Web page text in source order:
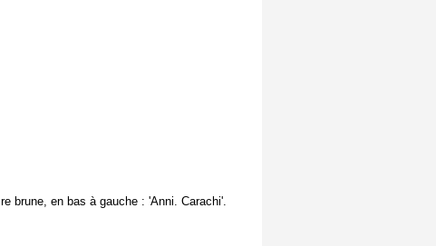
brune, en bas à gauche : 'Anni. Carachi'.